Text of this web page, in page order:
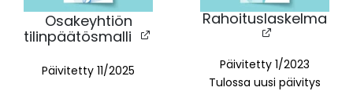
Osakeyhtiön
tilinpäätösmalli
Päivitetty 11/2025
Rahoituslaskelma
Päivitetty 1/2023
Tulossa uusi päivitys